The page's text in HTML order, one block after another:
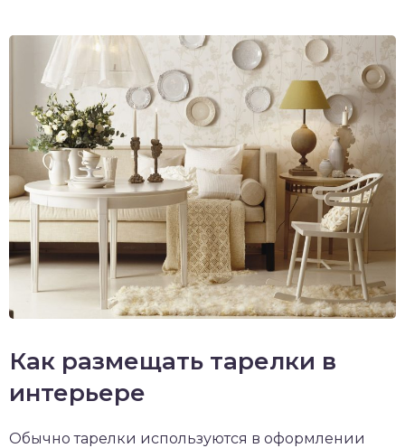
Как размещать тарелки в
интерьере
Обычно тарелки используются в оформлении